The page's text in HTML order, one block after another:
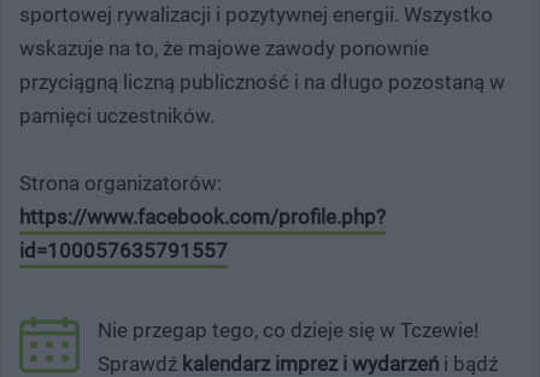
sportowej rywalizacji i pozytywnej energii. Wszystko
wskazuje na to, że majowe zawody ponownie
przyciągną liczną publiczność i na długo pozostaną w
pamięci uczestników.
Strona organizatorów:
https://www.facebook.com/profile.php?
id=100057635791557
Nie przegap tego, co dzieje się w Tczewie!
Sprawdź kalendarz imprez i wydarzeń i bądź